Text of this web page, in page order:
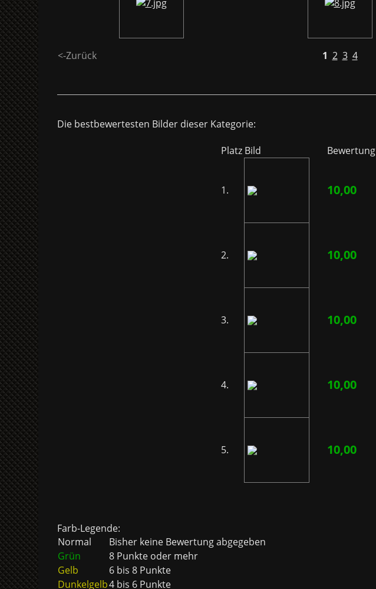
<-Zurück 1 2 3 4
Die bestbewertesten Bilder dieser Kategorie:
Platz Bild Bewertung
1. 10,00
2. 10,00
3. 10,00
4. 10,00
5. 10,00
Farb-Legende:
Normal
Bisher keine Bewertung abgegeben
Grün
8 Punkte oder mehr
Gelb
6 bis 8 Punkte
Dunkelgelb4 bis 6 Punkte